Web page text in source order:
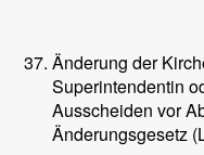
Änderung der
Superintendentin
Ausscheiden vor
Änderungsgesetz